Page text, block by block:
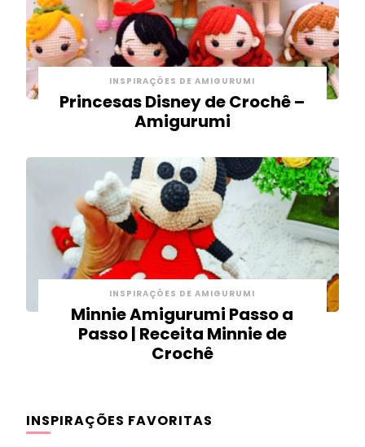
INSPIRAÇÕES DE AMIGURUMI
Princesas Disney de Crochê –
Amigurumi
INSPIRAÇÕES DE AMIGURUMI
Minnie Amigurumi Passo a
Passo | Receita Minnie de
Crochê
INSPIRAÇÕES FAVORITAS